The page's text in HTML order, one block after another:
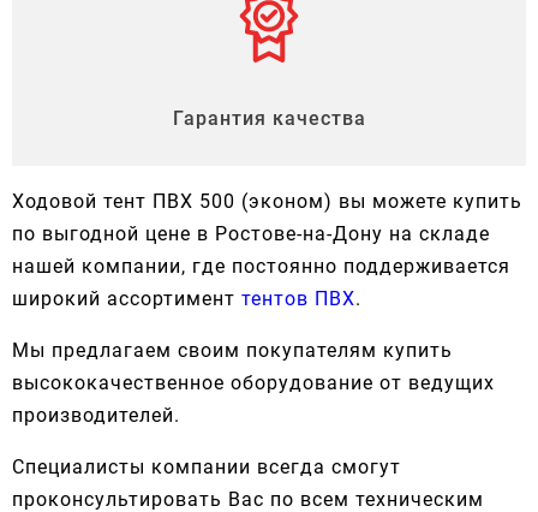
Гарантия качества
Ходовой тент ПВХ 500 (эконом) вы можете купить
по выгодной цене в Ростове-на-Дону на складе
нашей компании, где постоянно поддерживается
широкий ассортимент тентов ПВХ.
Мы предлагаем своим покупателям купить
высококачественное оборудование от ведущих
производителей.
Специалисты компании всегда смогут
проконсультировать Вас по всем техническим